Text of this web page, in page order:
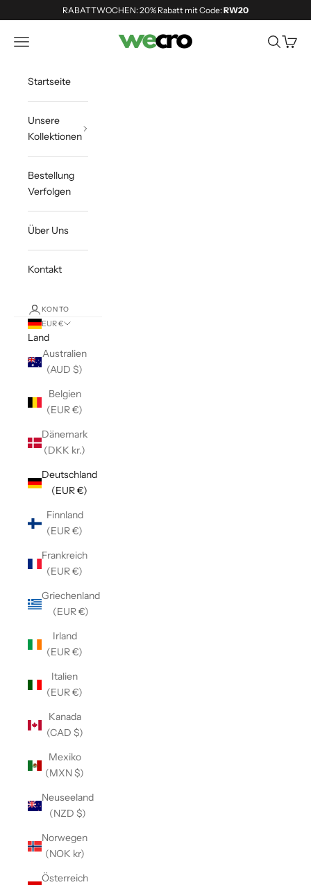
Zum Inhalt springenRABATTWOCHEN: 20% Rabatt mit Code:RW20
Shopwecro
Navigationsmenü öffnen Suche
Startseite
Unsere
Kollektionen
Bestellung
Verfolgen
Über Uns
Kontakt
KONTO
EUR €
Land
Australien
(AUD $)
Belgien
(EUR €)
Dänemark
(DKK kr.)
Deutschland
(EUR €)
Finnland
(EUR €)
Frankreich
(EUR €)
Griechenland
(EUR €)
Irland
(EUR €)
Italien
(EUR €)
Kanada
(CAD $)
Mexiko
(MXN $)
Neuseeland
(NZD $)
Norwegen
(NOK kr)
Österreich